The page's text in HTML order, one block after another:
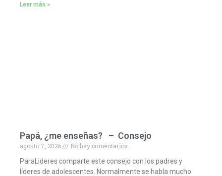
Leer más »
Papá, ¿me enseñas? – Consejo
agosto 7, 2026
No hay comentarios
ParaLideres comparte este consejo con los padres y
líderes de adolescentes. Normalmente se habla mucho